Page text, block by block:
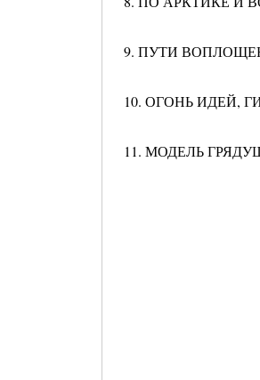
9. ПУТИ
10. ОГОНЬ ИДЕЙ,
11. МОДЕЛЬ